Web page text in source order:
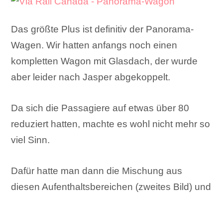
Das größte Plus ist definitiv der Panorama-
Wagen. Wir hatten anfangs noch einen
kompletten Wagon mit Glasdach, der wurde
aber leider nach Jasper abgekoppelt.
Da sich die Passagiere auf etwas über 80
reduziert hatten, machte es wohl nicht mehr so
viel Sinn.
Dafür hatte man dann die Mischung aus
diesen Aufenthaltsbereichen (zweites Bild) und